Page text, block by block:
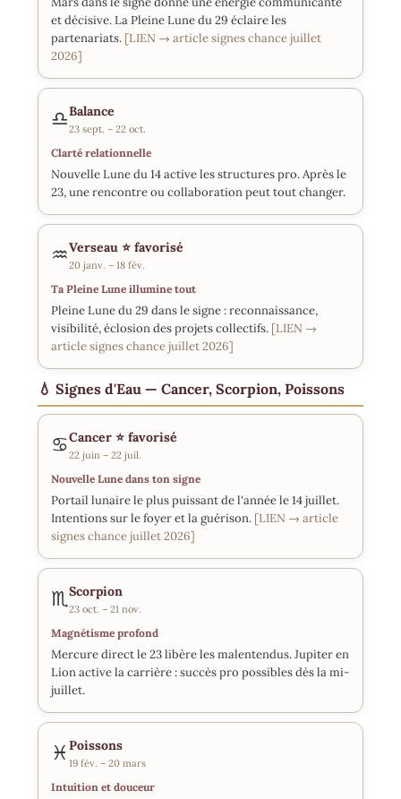
et décisive. La Pleine Lune du 29 éclaire les
partenariats. [LIEN → article signes chance juillet
2026]
♎Balance
23 sept. – 22 oct.
Clarté relationnelle
Nouvelle Lune du 14 active les structures pro. Après le
23, une rencontre ou collaboration peut tout changer.
♒Verseau ⭐ favorisé
20 janv. – 18 fév.
Ta Pleine Lune illumine tout
Pleine Lune du 29 dans le signe : reconnaissance,
visibilité, éclosion des projets collectifs. [LIEN →
article signes chance juillet 2026]
💧 Signes d'Eau — Cancer, Scorpion, Poissons
♋Cancer ⭐ favorisé
22 juin – 22 juil.
Nouvelle Lune dans ton signe
Portail lunaire le plus puissant de l'année le 14 juillet.
Intentions sur le foyer et la guérison. [LIEN → article
signes chance juillet 2026]
♏Scorpion
23 oct. – 21 nov.
Magnétisme profond
Mercure direct le 23 libère les malentendus. Jupiter en
Lion active la carrière : succès pro possibles dès la mi-
juillet.
♓ Poissons
19 fév. – 20 mars
Intuition et douceur